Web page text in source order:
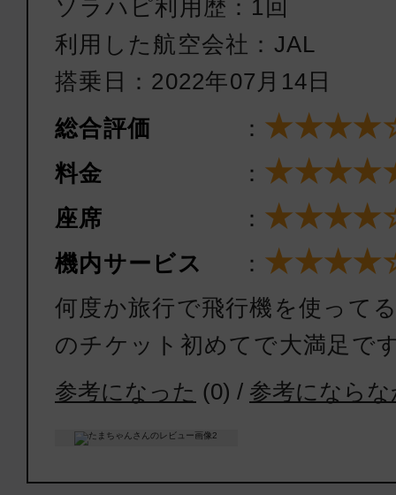
ソラハピ利用歴：1回
利用した航空会社：JAL
搭乗日：2022年07月14日
総合評価
：
料金 ：
座席 ：
機内サービス ：
何度か旅行で飛行機を使って
のチケット初めてで大満足で
参考になった (0) / 参考になら